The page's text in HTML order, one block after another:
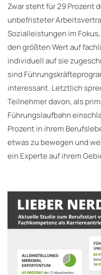
Zwar steht für 29 Prozent
unbefristeter
Sozialleistungen im
den größten Wert auf
individuell auf sie
sind
interessant. Letztlich
Teilnehmer davon, als
Führungslaufbahn
Prozent in ihrem
etwas zu bewegen und
ein Experte auf ihrem